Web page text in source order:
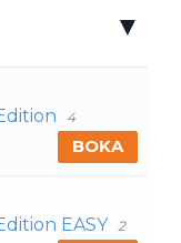
4
BOKA
EASY 2